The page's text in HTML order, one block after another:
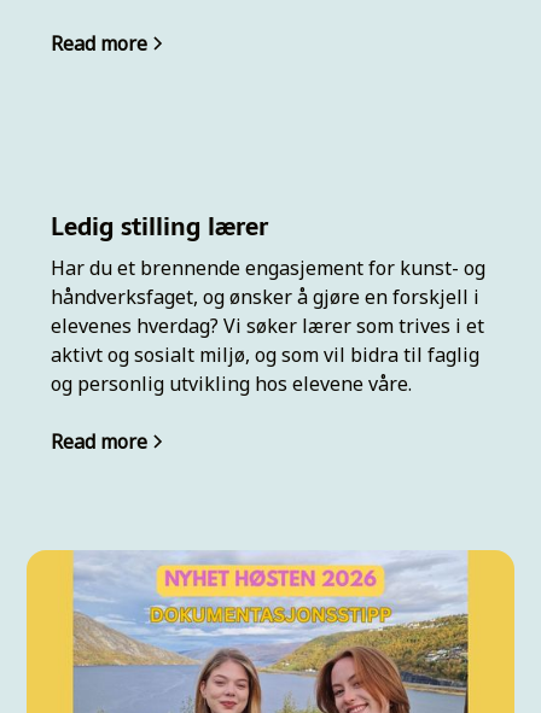
Read more
Ledig stilling lærer
Har du et brennende engasjement for kunst- og
håndverksfaget, og ønsker å gjøre en forskjell i
elevenes hverdag? Vi søker lærer som trives i et
aktivt og sosialt miljø, og som vil bidra til faglig
og personlig utvikling hos elevene våre.
Read more